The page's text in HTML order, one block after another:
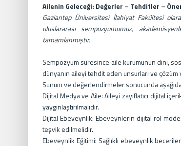
Ailenin Geleceği: Değerler – Tehditler –
Gaziantep Üniversitesi İlahiyat Fakültesi
uluslararası sempozyumumuz,
tamamlanmıştır.
Sempozyum süresince aile kurumunun dini,
dünyanın aileyi tehdit eden unsurları ve çözüm
Sunum ve değerlendirmeler sonucunda
Dijital Medya ve Aile: Aileyi zayıflatıcı dijital
yaygınlaştırılmalıdır.
Dijital Ebeveynlik: Ebeveynlerin dijital rol
teşvik edilmelidir.
Ebeveynlik Eğitimi: Sağlıklı ebeveynlik